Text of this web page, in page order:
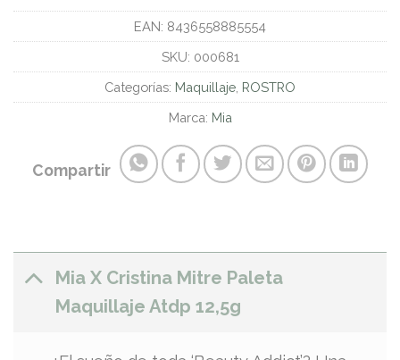
EAN: 8436558885554
SKU: 000681
Categorías: Maquillaje ROSTRO
Marca: Mia
Compartir
Mia X Cristina Mitre Paleta
Maquillaje Atdp 12,5g